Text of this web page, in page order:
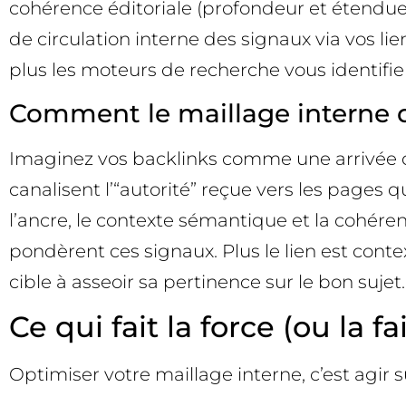
cohérence éditoriale (profondeur et
de circulation interne des signaux via vos
plus les moteurs de recherche vous
Comment le maillage interne
Imaginez vos backlinks comme une arrivée
canalisent l’“autorité” reçue vers les
l’ancre, le contexte sémantique et la
pondèrent ces signaux. Plus le lien est
cible à asseoir sa pertinence sur le bon sujet.
Ce qui fait la force (ou la
Optimiser votre maillage interne, c’est agir